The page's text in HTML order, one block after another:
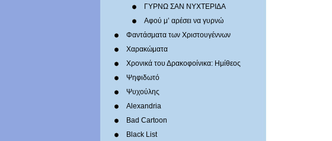
ΓΥΡΝΩ ΣΑΝ ΝΥΧΤΕΡΙΔΑ
Αφού μ’ αρέσει να γυρνώ
Φαντάσματα των Χριστουγέννων
Χαρακώματα
Χρονικά του Δρακοφοίνικα: Ημίθεος
Ψηφιδωτό
Ψυχούλης
Alexandria
Bad Cartoon
Black List